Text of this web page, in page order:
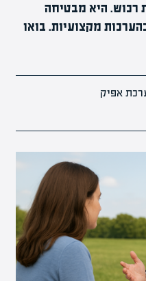
רכוש. היא מבטיחה
מקצועיות. בואו
אפיק